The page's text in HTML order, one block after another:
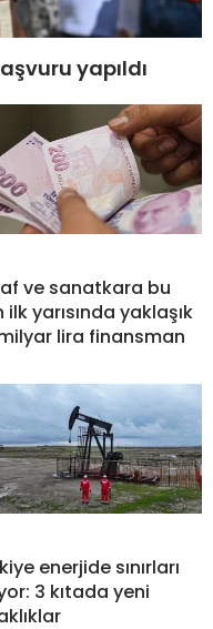
yapıldı
ve sanatkara bu
ilk yarısında yaklaşık
lira finansman
enerjide sınırları
3 kıtada yeni